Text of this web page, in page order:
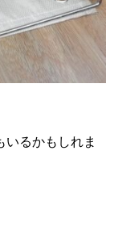
いるかもしれま